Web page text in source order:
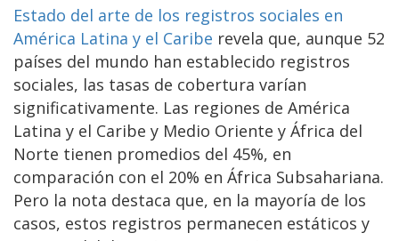
Estado del arte de los registros sociales en
América Latina y el Caribe revela que, aunque 52
países del mundo han establecido registros
sociales, las tasas de cobertura varían
significativamente. Las regiones de América
Latina y el Caribe y Medio Oriente y África del
Norte tienen promedios del 45%, en
comparación con el 20% en África Subsahariana.
Pero la nota destaca que, en la mayoría de los
casos, estos registros permanecen estáticos y